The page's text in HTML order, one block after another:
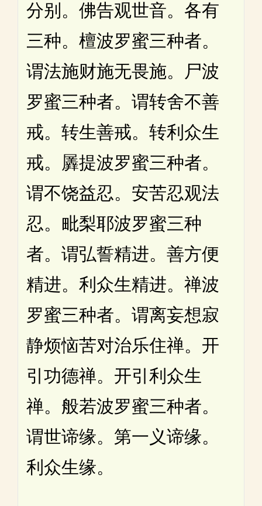
分别。佛告观世音。各有
三种。檀波罗蜜三种者。
谓法施财施无畏施。尸波
罗蜜三种者。谓转舍不善
戒。转生善戒。转利众生
戒。羼提波罗蜜三种者。
谓不饶益忍。安苦忍观法
忍。毗梨耶波罗蜜三种
者。谓弘誓精进。善方便
精进。利众生精进。禅波
罗蜜三种者。谓离妄想寂
静烦恼苦对治乐住禅。开
引功德禅。开引利众生
禅。般若波罗蜜三种者。
谓世谛缘。第一义谛缘。
利众生缘。